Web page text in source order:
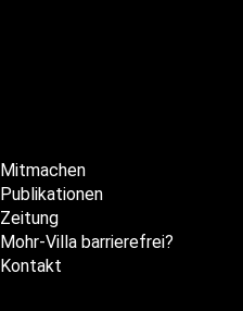
Mitmachen
Publikationen
Zeitung
Mohr-Villa barrierefrei?
Kontakt